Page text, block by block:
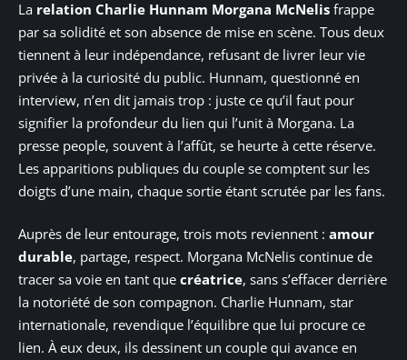
La relation Charlie Hunnam Morgana McNelis frappe
par sa solidité et son absence de mise en scène. Tous deux
tiennent à leur indépendance, refusant de livrer leur vie
privée à la curiosité du public. Hunnam, questionné en
interview, n’en dit jamais trop : juste ce qu’il faut pour
signifier la profondeur du lien qui l’unit à Morgana. La
presse people, souvent à l’affût, se heurte à cette réserve.
Les apparitions publiques du couple se comptent sur les
doigts d’une main, chaque sortie étant scrutée par les fans.
Auprès de leur entourage, trois mots reviennent : amour
durable, partage, respect. Morgana McNelis continue de
tracer sa voie en tant que créatrice, sans s’effacer derrière
la notoriété de son compagnon. Charlie Hunnam, star
internationale, revendique l’équilibre que lui procure ce
lien. À eux deux, ils dessinent un couple qui avance en